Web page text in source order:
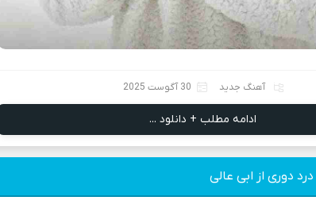
آهنگ جدید 30 آگوست 2025
ادامه مطلب + دانلود ...
دوری از ابی عالی